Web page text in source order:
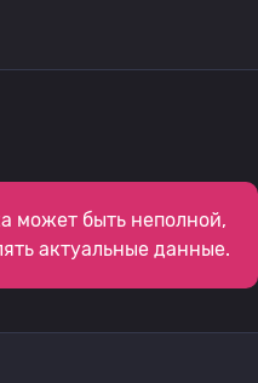
может быть неполной,
актуальные данные.